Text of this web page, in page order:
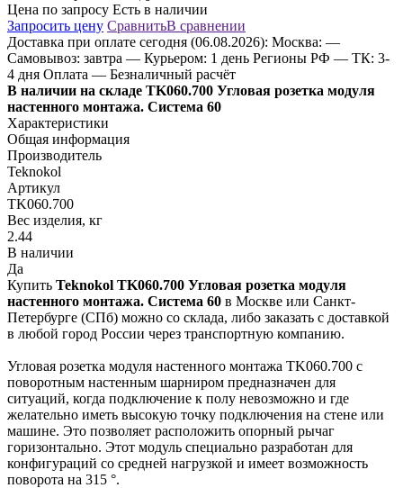
Цена по запросу Есть в наличии
Запросить цену СравнитьВ сравнении
Доставка при оплате сегодня (06.08.2026): Москва: —
Самовывоз: завтра — Курьером: 1 день Регионы РФ — ТК: 3-
4 дня Оплата — Безналичный расчёт
В наличии на складе TK060.700 Угловая розетка модуля
настенного монтажа. Система 60
Характеристики
Общая информация
Производитель
Teknokol
Артикул
TK060.700
Вес изделия, кг
2.44
В наличии
Да
Купить Teknokol TK060.700 Угловая розетка модуля
настенного монтажа. Система 60 в Москве или Санкт-
Петербурге (СПб) можно со склада, либо заказать с доставкой
в любой город России через транспортную компанию.
Угловая розетка модуля настенного монтажа TK060.700 с
поворотным настенным шарниром предназначен для
ситуаций, когда подключение к полу невозможно и где
желательно иметь высокую точку подключения на стене или
машине. Это позволяет расположить опорный рычаг
горизонтально. Этот модуль специально разработан для
конфигураций со средней нагрузкой и имеет возможность
поворота на 315 °.